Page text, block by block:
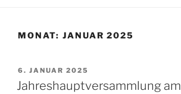
MONAT: JANUAR 2025
VERÖFFENTLICHT
AM
6. JANUAR 2025
Jahreshauptversammlung am